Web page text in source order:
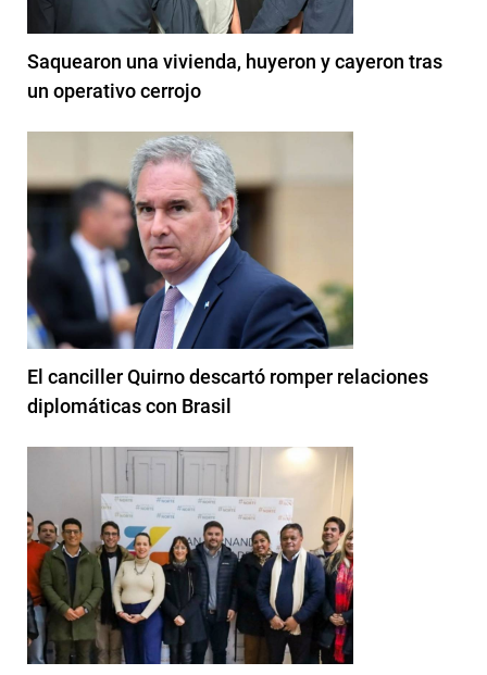
Saquearon una vivienda, huyeron y cayeron tras
un operativo cerrojo
El canciller Quirno descartó romper relaciones
diplomáticas con Brasil